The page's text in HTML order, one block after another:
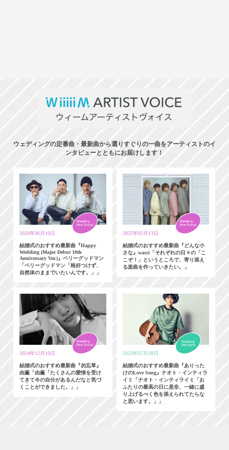
ウェディングの定番曲・最新曲から選りすぐりの一曲をアーティストのイ
ンタビューとともにお届けします！
2026年06月10日
結婚式のおすすめ最新曲『Happy
Wedding (Major Debut 10th
Anniversary Ver.)』ベリーグッドマン
「ベリーグッドマン「格好つけず、
自然体のままでいたいんです。」」
2025年02月13日
結婚式のおすすめ最新曲『どんな小
さな』wacci「それぞれの日々の「こ
こぞ！」というところで、寄り添え
る楽曲を作っていきたい。」
2024年12月19日
結婚式のおすすめ最新曲『勿忘草』
由薫「由薫「たくさんの愛情を受け
てきて今の自分があるんだなと気づ
くことができました。」」
2023年07月28日
結婚式のおすすめ最新曲『ありった
けのLove Song』ナオト・インティラ
イミ「ナオト・インティライミ「お
ふたりの最高の日に是非、一緒に盛
り上げるべく色を添えられてたらな
と思います。」」